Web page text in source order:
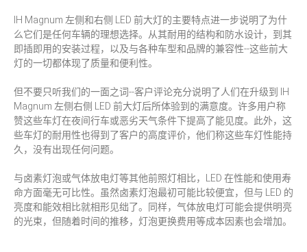
IH Magnum 左侧和右侧 LED 前大灯的主要特点进一步说明了为什
么它们是任何车辆的理想选择。从其耐用的结构和防水设计，到其
即插即用的安装过程，以及与各种车型和品牌的兼容性--这些前大
灯的一切都体现了质量和便利性。
但不要只听我们的一面之词--客户评论充分说明了人们在升级到 IH
Magnum 左侧右侧 LED 前大灯后所体验到的满意度。许多用户称
赞这些车灯在夜间行车或恶劣天气条件下提高了能见度。此外，这
些车灯的耐用性也得到了客户的高度评价，他们称这些车灯性能持
久，没有出现任何问题。
与卤素灯泡或气体放电灯等其他前照灯相比，LED 在性能和使用寿
命方面毫无可比性。虽然卤素灯泡最初可能比较便宜，但与 LED 的
亮度和能效相比就相形见绌了。同样，气体放电灯可能会提供明亮
的光束，但随着时间的推移，灯泡更换费用等成本因素也会增加。